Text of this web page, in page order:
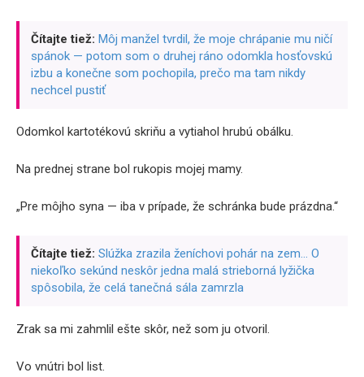
Čítajte tiež: Môj manžel tvrdil, že moje chrápanie mu ničí
spánok — potom som o druhej ráno odomkla hosťovskú
izbu a konečne som pochopila, prečo ma tam nikdy
nechcel pustiť
Odomkol kartotékovú skriňu a vytiahol hrubú obálku.
Na prednej strane bol rukopis mojej mamy.
„Pre môjho syna — iba v prípade, že schránka bude prázdna.“
Čítajte tiež: Slúžka zrazila ženíchovi pohár na zem… O
niekoľko sekúnd neskôr jedna malá strieborná lyžička
spôsobila, že celá tanečná sála zamrzla
Zrak sa mi zahmlil ešte skôr, než som ju otvoril.
Vo vnútri bol list.